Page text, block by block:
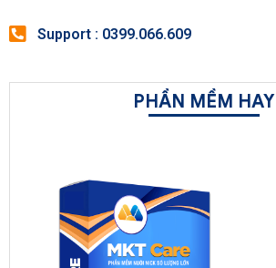
Support : 0399.066.609
PHẦN MỀM HAY